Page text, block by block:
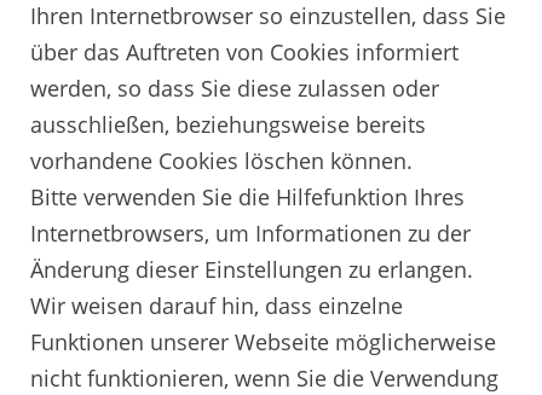
Ihren Internetbrowser so einzustellen, dass Sie
über das Auftreten von Cookies informiert
werden, so dass Sie diese zulassen oder
ausschließen, beziehungsweise bereits
vorhandene Cookies löschen können.
Bitte verwenden Sie die Hilfefunktion Ihres
Internetbrowsers, um Informationen zu der
Änderung dieser Einstellungen zu erlangen.
Wir weisen darauf hin, dass einzelne
Funktionen unserer Webseite möglicherweise
nicht funktionieren, wenn Sie die Verwendung